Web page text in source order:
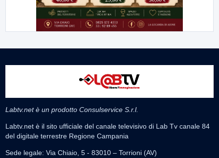
Labtv.net è un prodotto Consulservice S.r.l.
Labtv.net è il sito ufficiale del canale televisivo di Lab Tv canale 84
del digitale terrestre Regione Campania
Sede legale: Via Chiaio, 5 - 83010 – Torrioni (AV)